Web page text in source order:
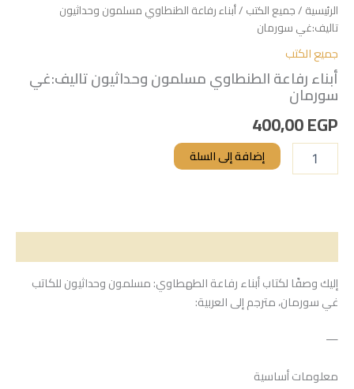
الرئيسية /جميع الكتب / أبناء رفاعة الطنطاوي مسلمون وحداثيون
تاليف:غي سورمان
جميع الكتب
أبناء رفاعة الطنطاوي مسلمون وحداثيون تاليف:غي
سورمان
400,00EGP
إضافة إلى السلة
إليك وصفًا لكتاب أبناء رفاعة الطهطاوي: مسلمون وحداثيون للكاتب
غي سورمان، مترجم إلى العربية:
—
معلومات أساسية